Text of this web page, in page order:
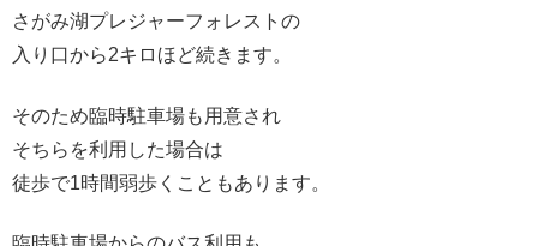
さがみ湖プレジャーフォレストの
入り口から2キロほど続きます。
そのため臨時駐車場も用意され
そちらを利用した場合は
徒歩で1時間弱歩くこともあります。